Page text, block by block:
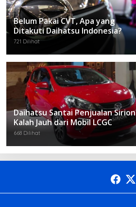
Belum Pakai CVT, Apa yang
Ditakuti Daihatsu Indonesia?
721 Dilihat
Daihatsu Santai Penjualan Sirion
Kalah Jauh dari Mobil LCGC
668 Dilihat